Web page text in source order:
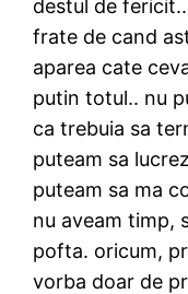
destul de
frate de cand
aparea cate
putin totul.. nu
ca trebuia sa
puteam sa
puteam sa ma
nu aveam timp,
pofta. oricum,
vorba doar de